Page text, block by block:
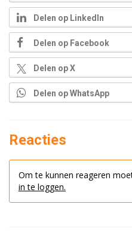
Delen op LinkedIn
Delen op Facebook
Delen op X
Delen op WhatsApp
Reacties
Om te kunnen reageren
in te loggen.